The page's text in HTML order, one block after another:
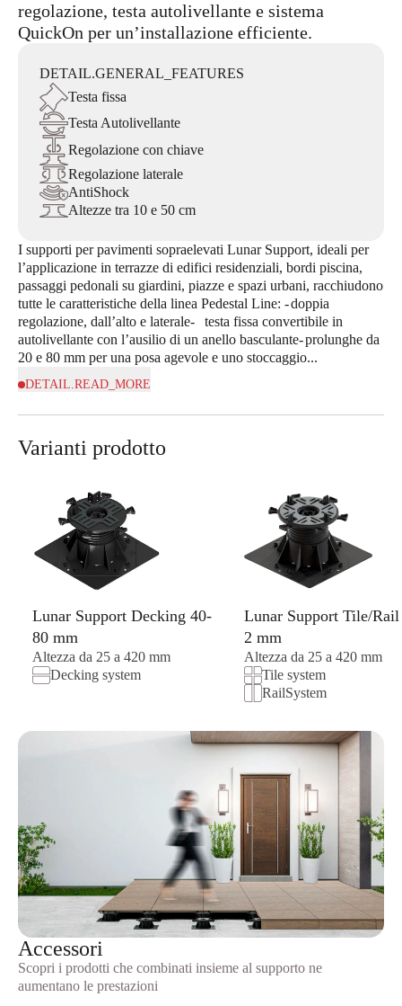
regolazione, testa autolivellante e sistema
QuickOn per un’installazione efficiente.
DETAIL.GENERAL_FEATURES
Testa fissa
Testa Autolivellante
Regolazione con chiave
Regolazione laterale
AntiShock
Altezze tra 10 e 50 cm
I supporti per pavimenti sopraelevati Lunar Support, ideali per
l’applicazione in terrazze di edifici residenziali, bordi piscina,
passaggi pedonali su giardini, piazze e spazi urbani, racchiudono
tutte le caratteristiche della linea Pedestal Line: -	doppia
regolazione, dall’alto e laterale-	testa fissa convertibile in
autolivellante con l’ausilio di un anello basculante-	prolunghe da
20 e 80 mm per una posa agevole e uno stoccaggio...
DETAIL.READ_MORE
Varianti prodotto
Lunar Support Decking 40-
80 mm
Altezza da 25 a 420 mm
Decking system
Lunar Support Tile/Rail
2 mm
Altezza da 25 a 420 mm
Tile system
RailSystem
Accessori
Scopri i prodotti che combinati insieme al supporto ne
aumentano le prestazioni